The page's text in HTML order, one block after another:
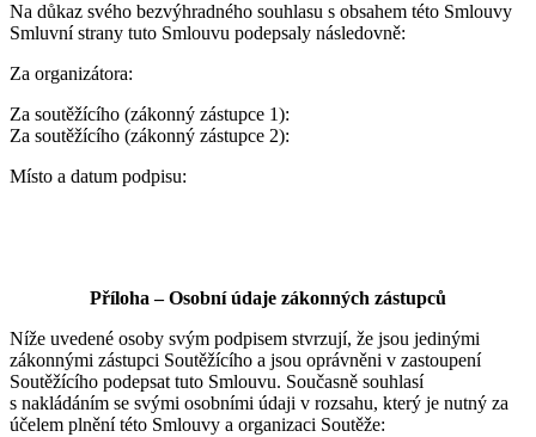
Na důkaz svého bezvýhradného souhlasu s obsahem této Smlouvy
Smluvní strany tuto Smlouvu podepsaly následovně:
Za organizátora:
Za soutěžícího (zákonný zástupce 1):
Za soutěžícího (zákonný zástupce 2):
Místo a datum podpisu:
Příloha – Osobní údaje zákonných zástupců
Níže uvedené osoby svým podpisem stvrzují, že jsou jedinými
zákonnými zástupci Soutěžícího a jsou oprávněni v zastoupení
Soutěžícího podepsat tuto Smlouvu. Současně souhlasí
s nakládáním se svými osobními údaji v rozsahu, který je nutný za
účelem plnění této Smlouvy a organizaci Soutěže: